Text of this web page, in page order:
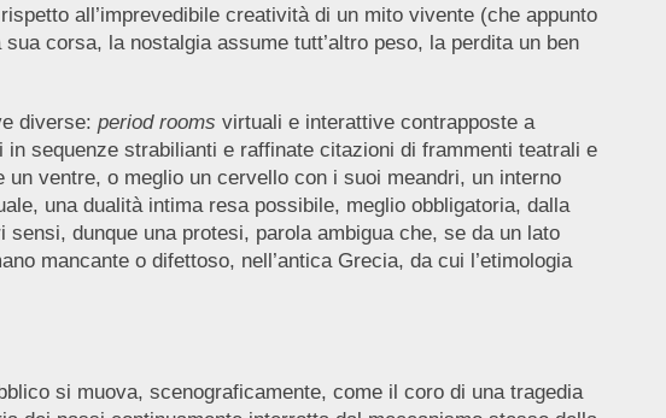
all’imprevedibile creatività di un mito vivente (che appunto
corsa, la nostalgia assume tutt’altro peso, la perdita un ben
diverse: period rooms virtuali e interattive contrapposte a
sequenze strabilianti e raffinate citazioni di frammenti teatrali e
ventre, o meglio un cervello con i suoi meandri, un interno
una dualità intima resa possibile, meglio obbligatoria, dalla
dunque una protesi, parola ambigua che, se da un lato
mancante o difettoso, nell’antica Grecia, da cui l’etimologia
si muova, scenograficamente, come il coro di una tragedia